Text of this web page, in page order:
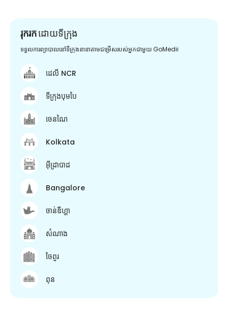
រុករកដោយទីក្រុង
ទទួលការព្យាបាលនៅទីក្រុងនានាតាមជម្រើសរបស់អ្នកជាមួយ GoMedii
ដេលី NCR
ទីក្រុងបុមបៃ
ចេនណៃ
Kolkata
អ៊ីដ្រាបាដ
Bangalore
ចាន់ឌីហ្គា
សំណាង
ចៃពួរ
ពុន